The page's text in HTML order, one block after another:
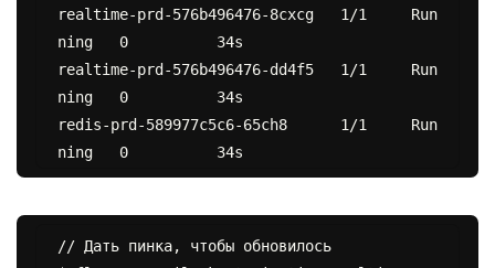
realtime-prd-576b496476-8cxcg   1/1     Run
ning   0          34s
realtime-prd-576b496476-dd4f5   1/1     Run
ning   0          34s
redis-prd-589977c5c6-65ch8      1/1     Run
// Дать пинка, чтобы обновилось